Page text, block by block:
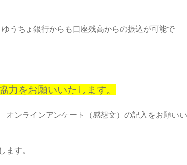
うちょ銀行からも口座残高からの振込が可能で
力をお願いいたします。
オンラインアンケート（感想文）の記入をお願いい
ます。